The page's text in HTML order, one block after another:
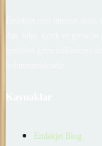
Emlakjet.com internet
ilan, bilgi, içerik ve
Emlakjet Blog